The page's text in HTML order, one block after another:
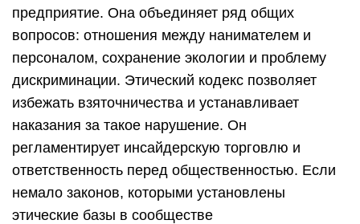
предприятие. Она объединяет ряд общих
вопросов: отношения между нанимателем и
персоналом, сохранение экологии и проблему
дискриминации. Этический кодекс позволяет
избежать взяточничества и устанавливает
наказания за такое нарушение. Он
регламентирует инсайдерскую торговлю и
ответственность перед общественностью. Если
немало законов, которыми установлены
этические базы в сообществе